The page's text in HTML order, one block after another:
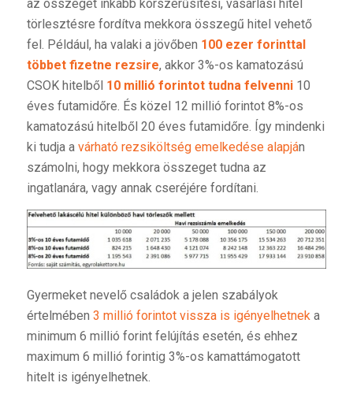
az összeget inkább korszerűsítési, vásárlási hitel
törlesztésre fordítva mekkora összegű hitel vehető
fel. Például, ha valaki a jövőben 100 ezer forinttal
többet fizetne rezsire, akkor 3%-os kamatozású
CSOK hitelből 10 millió forintot tudna felvenni10
éves futamidőre. És közel 12 millió forintot 8%-os
kamatozású hitelből 20 éves futamidőre. Így mindenki
ki tudja a várható rezsiköltség emelkedése alapján
számolni, hogy mekkora összeget tudna az
ingatlanára, vagy annak cseréjére fordítani.
Gyermeket nevelő családok a jelen szabályok
értelmében 3 millió forintot vissza is igényelhetneka
minimum 6 millió forint felújítás esetén, és ehhez
maximum 6 millió forintig 3%-os kamattámogatott
hitelt is igényelhetnek.